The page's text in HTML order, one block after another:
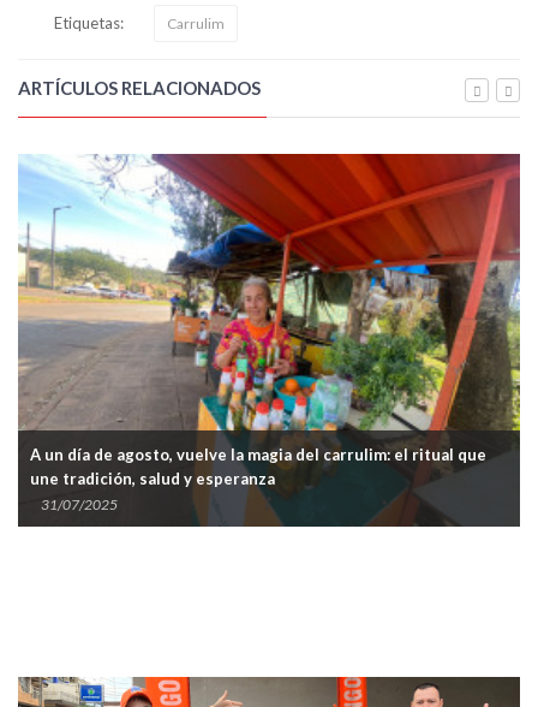
Etiquetas: Carrulim
ARTÍCULOS RELACIONADOS
A un día de agosto, vuelve la magia del carrulim: el ritual que
une tradición, salud y esperanza
31/07/2025